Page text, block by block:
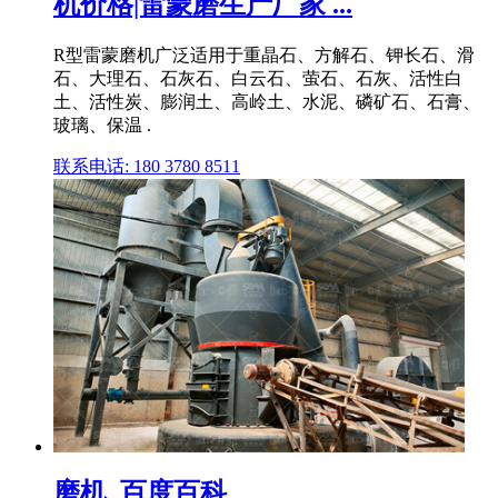
R型雷蒙磨机广泛适用于重晶石、方解石、钾长石、滑
石、大理石、石灰石、白云石、萤石、石灰、活性白
土、活性炭、膨润土、高岭土、水泥、磷矿石、石膏、
玻璃、保温 .
联系电话: 180 3780 8511
磨机_百度百科